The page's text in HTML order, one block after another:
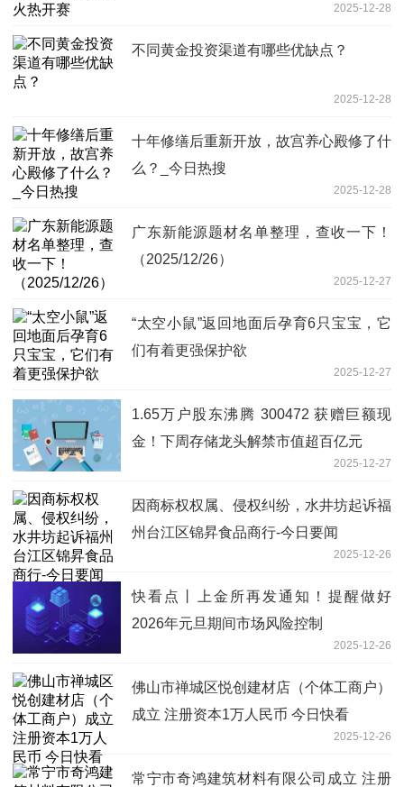
2025-12-28
不同黄金投资渠道有哪些优缺点？
2025-12-28
十年修缮后重新开放，故宫养心殿修了什
么？_今日热搜
2025-12-28
广东新能源题材名单整理，查收一下！
（2025/12/26）
2025-12-27
“太空小鼠”返回地面后孕育6只宝宝，它
们有着更强保护欲
2025-12-27
1.65万户股东沸腾 300472 获赠巨额现
金！下周存储龙头解禁市值超百亿元
2025-12-27
因商标权权属、侵权纠纷，水井坊起诉福
州台江区锦昇食品商行-今日要闻
2025-12-26
快看点丨上金所再发通知！提醒做好
2026年元旦期间市场风险控制
2025-12-26
佛山市禅城区悦创建材店（个体工商户）
成立 注册资本1万人民币 今日快看
2025-12-26
常宁市奇鸿建筑材料有限公司成立 注册